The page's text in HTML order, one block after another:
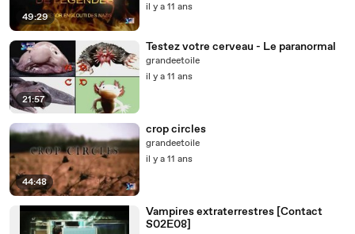
49:29
il y a 11 ans
21:57
Testez votre cerveau - Le paranormal
grandeetoile
il y a 11 ans
44:48
crop circles
grandeetoile
il y a 11 ans
Vampires extraterrestres [Contact
S02E08]